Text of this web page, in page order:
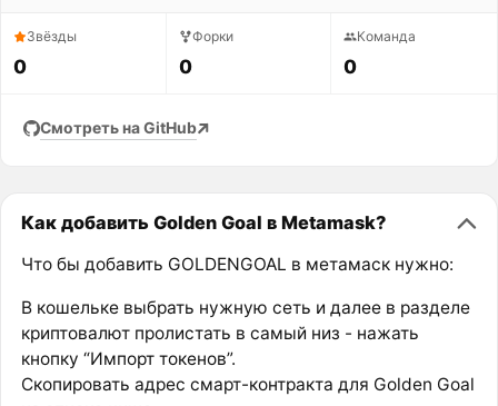
Звёзды
0
Форки
0
Команда
0
Смотреть на GitHub
Как добавить Golden Goal в Metamask?
Что бы добавить GOLDENGOAL в метамаск нужно:
В кошельке выбрать нужную сеть и далее в разделе
криптовалют пролистать в самый низ - нажать
кнопку “Импорт токенов”.
Скопировать адрес смарт-контракта для Golden Goal